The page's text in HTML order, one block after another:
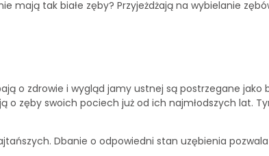
tak białe zęby? Przyjeżdżają na wybielanie
o zdrowie i wygląd jamy ustnej są postrzegane jako
zęby swoich pociech już od ich najmłodszych lat.
Dbanie o odpowiedni stan uzębienia